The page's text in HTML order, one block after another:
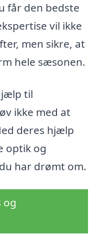
får den bedste
vil ikke
men sikre, at
hele sæsonen.
til
ikke med at
deres hjælp
optik og
har drømt om.
og